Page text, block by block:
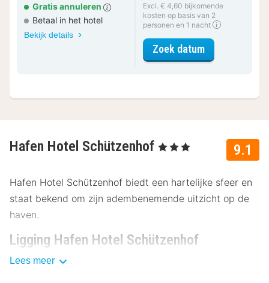
Gratis annuleren
Betaal in het hotel
Bekijk details
Excl. € 4,60 bijkomende
kosten op basis van 2
personen en 1 nacht
Zoek datumvoor
9.1
Hafen Hotel Schützenhof , 3 Sterren
Hafen Hotel Schützenhof biedt een hartelijke sfeer en
staat bekend om zijn adembenemende uitzicht op de
haven.
Ligging Hafen Hotel Schützenhof
Het Hafen Hotel Schützenhof ligt slechts enkele
Lees meer